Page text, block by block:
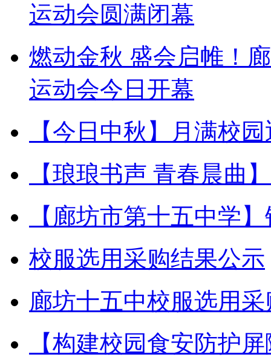
运动会圆满闭幕
燃动金秋 盛会启帷！
运动会今日开幕
【今日中秋】月满校
【琅琅书声 青春晨曲
【廊坊市第十五中学
校服选用采购结果公示
廊坊十五中校服选用
【构建校园食安防护